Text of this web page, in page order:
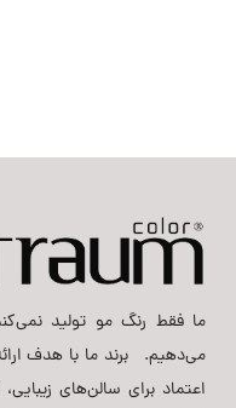
ما فقط رنگ مو تولید
می‌دهیم. برند ما با هدف
اعتماد برای سالن‌های